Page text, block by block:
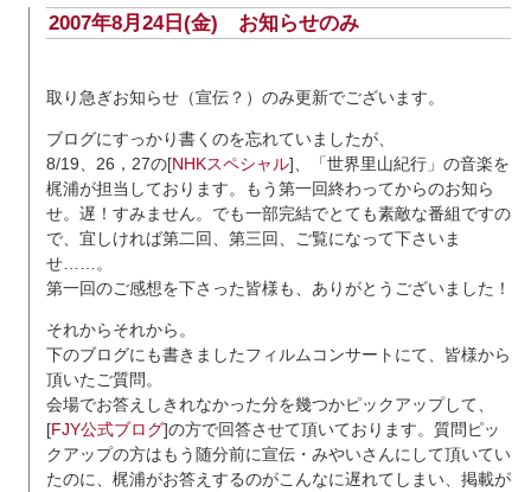
2007年8月24日(金) お知らせのみ
取り急ぎお知らせ（宣伝？）のみ更新でございます。
ブログにすっかり書くのを忘れていましたが、
8/19、26，27の[NHKスペシャル]、「世界里山紀行」の音楽を
梶浦が担当しております。もう第一回終わってからのお知ら
せ。遅！すみません。でも一部完結でとても素敵な番組ですの
で、宜しければ第二回、第三回、ご覧になって下さいま
せ……。
第一回のご感想を下さった皆様も、ありがとうございました！
それからそれから。
下のブログにも書きましたフィルムコンサートにて、皆様から
頂いたご質問。
会場でお答えしきれなかった分を幾つかピックアップして、
[FJY公式ブログ]の方で回答させて頂いております。質問ピッ
クアップの方はもう随分前に宣伝・みやいさんにして頂いてい
たのに、梶浦がお答えするのがこんなに遅れてしまい、掲載が